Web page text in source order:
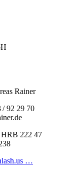
Rainer
/ 92 29 70
222 47
…